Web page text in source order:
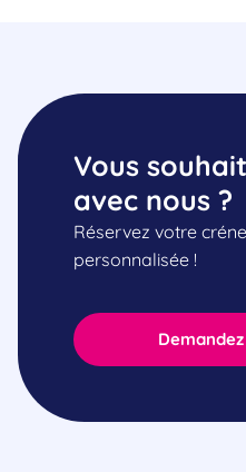
Vous
avec nous ?
Réservez votre
personnalisée !